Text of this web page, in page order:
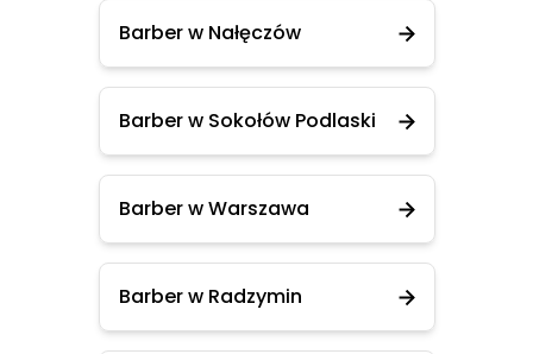
Barber w Nałęczów
Barber w Sokołów Podlaski
Barber w Warszawa
Barber w Radzymin